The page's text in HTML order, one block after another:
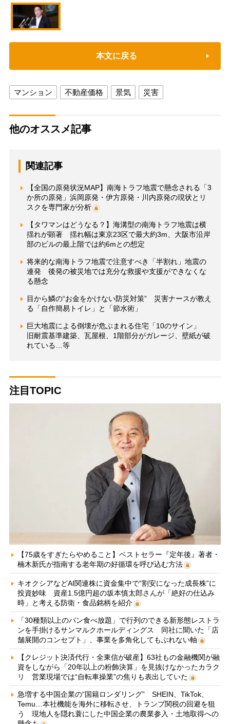
本文に戻る
マンション 不動産価格 景気 災害
他のオススメ記事
関連記事
【全国の原発状況MAP】南海トラフ地震で懸念される「3
か所の原発」浜岡原発・伊方原発・川内原発の現状とリ
スクを専門家が分析
【タワマンはどうなる？】海溝型の南海トラフ地震は横
揺れが顕著 揺れ幅は東京23区で最大約3m、大阪市沿岸
部のビルの最上階では約6mとの想定
将来的な南海トラフ地震で注意すべき「半割れ」地震の
連発 後発の被災地では充分な救援や支援ができなくな
る懸念
目から鱗の“お金をかけない防災対策” 災害ナースが教え
る「自作簡易トイレ」と「節水術」
巨大地震による倒壊が危ぶまれる住宅「10のサイン」
旧耐震基準建築、瓦屋根、1階部分がガレージ、壁紙が破
れている…等
注目TOPIC
【75歳をすぎたらやめること】ベストセラー『定年後』著者・
楠木新氏が指南する老年期の好循環を呼び込む方法
キオクシアなどAI関連株に資金集中で“割安になった成長株”に
投資妙味 資産1.5億円超の坂本慎太郎さんが「絶好の仕込み
時」と考える防衛・食品銘柄を紹介
「30種類以上のパン食べ放題」で行列のできる新形態レストラ
ンを手掛けるサンマルクホールディングス 同社に聞いた「店
舗展開のコンセプト」、事業を多角化してもぶれない軸
【クレジット決済代行・全東信が破産】63社もの金融機関が融
資をしながら「20年以上の粉飾決算」を見抜けなかったカラク
リ 営業現場では“自転車操業”の焦りも表出していた
急増する中国企業の“国籍ロンダリング” SHEIN、TikTok、
Temu…本社機能を海外に移転させ、トランプ関税の回避を狙
う 現地人を隠れ蓑にした中国企業の農業参入・土地取得への